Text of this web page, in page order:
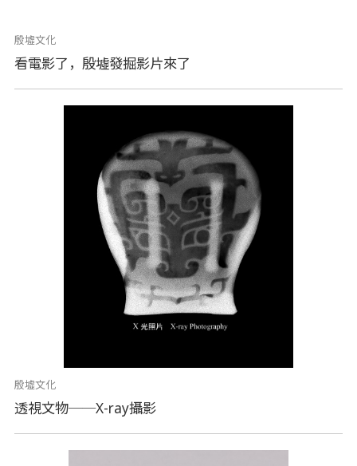
殷墟文化
看電影了，殷墟發掘影片來了
殷墟文化
透視文物──X-ray攝影